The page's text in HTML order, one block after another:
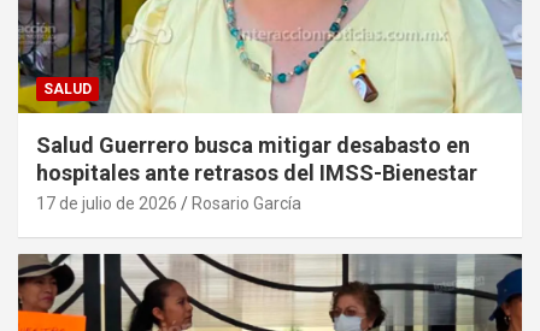
SALUD
Salud Guerrero busca mitigar desabasto en
hospitales ante retrasos del IMSS-Bienestar
17 de julio de 2026 Rosario García